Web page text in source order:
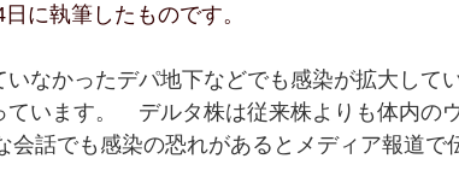
に執筆したものです。
なかったデパ地下などでも感染が拡大して
います。　デルタ株は従来株よりも体内の
会話でも感染の恐れがあるとメディア報道で